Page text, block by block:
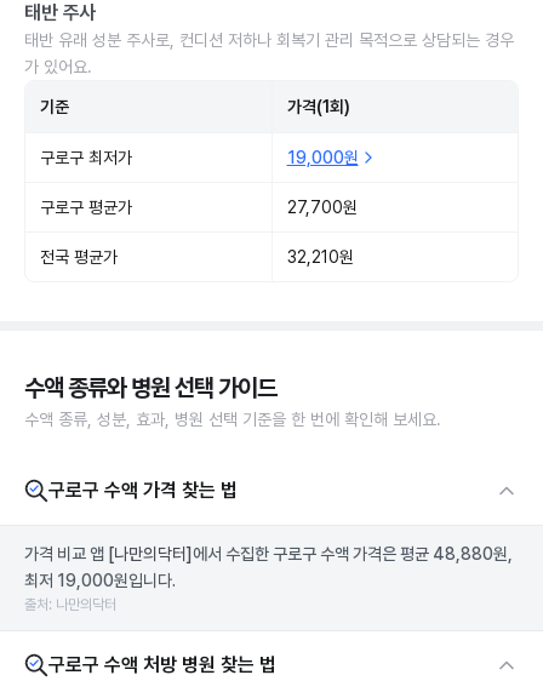
태반 주사
태반 유래 성분 주사로, 컨디션 저하나 회복기 관리 목적으로 상담되는 경우
가 있어요.
기준 가격(1회)
구로구 최저가 19,000원
구로구 평균가 27,700원
전국 평균가 32,210원
수액 종류와 병원 선택 가이드
수액 종류, 성분, 효과, 병원 선택 기준을 한 번에 확인해 보세요.
구로구 수액 가격 찾는 법
가격 비교 앱 [나만의닥터] 에서 수집한 구로구 수액 가격은 평균 48,880원,
최저 19,000원입니다.
출처: 나만의닥터
구로구 수액 처방 병원 찾는 법